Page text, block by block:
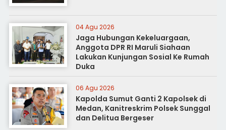
04 Agu 2026
Jaga Hubungan Kekeluargaan,
Anggota DPR RI Maruli Siahaan
Lakukan Kunjungan Sosial Ke Rumah
Duka
06 Agu 2026
Kapolda Sumut Ganti 2 Kapolsek di
Medan, Kanitreskrim Polsek Sunggal
dan Delitua Bergeser